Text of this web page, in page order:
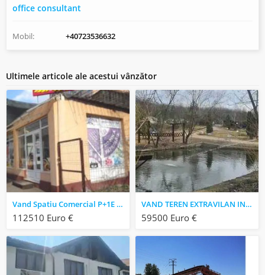
office consultant
Mobil: +40723536632
Ultimele articole ale acestui vânzător
Vand Spatiu Comercial P+1E la licitatie publica cu strigare
112510 Euro €
VAND TEREN EXTRAVILAN IN S = 6.615 MP
59500 Euro €